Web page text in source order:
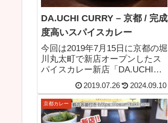
DA.UCHI CURRY – 京都 / 完成
度高いスパイスカレー
今回は2019年7月15日に京都の堀
川丸太町で新店オープンしたス
パイスカレー新店「DA.UCHI
CURRY（ダ・うちカレー）」さ
んへ行って来ました。スパイス
カレー（インドカレー）のお店
です。
2019.07.26 2024.09.10
京都カレー